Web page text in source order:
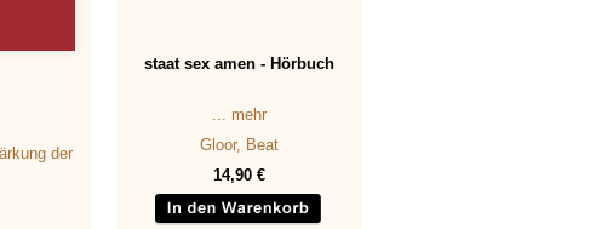
der
staat sex amen - Hörbuch
... mehr
Gloor, Beat
14,90 €